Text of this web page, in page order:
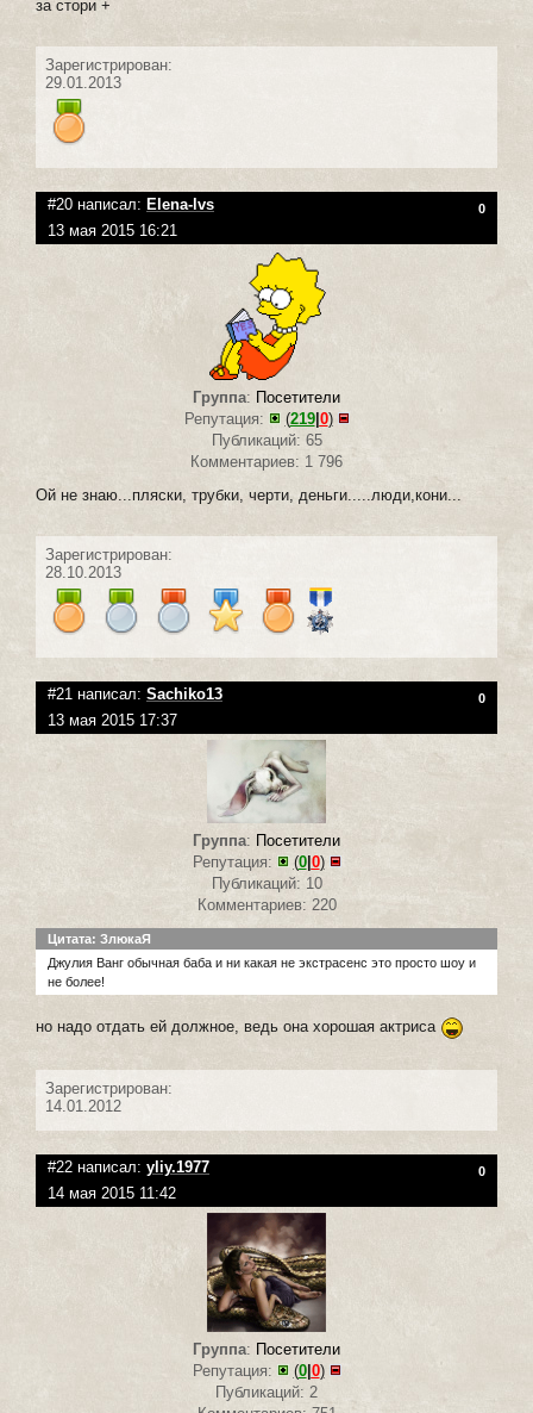
за стори +
Зарегистрирован:
29.01.2013
#20 написал: Elena-lvs 0
13 мая 2015 16:21
Группа: Посетители
Репутация:
(219| 0)
Публикаций: 65
Комментариев: 1 796
Ой не знаю...пляски, трубки, черти, деньги.....люди,кони...
Зарегистрирован:
28.10.2013
#21 написал: Sachiko13 0
13 мая 2015 17:37
Группа: Посетители
Репутация:
(0| 0)
Публикаций: 10
Комментариев: 220
Цитата: ЗлюкаЯ
Джулия Ванг обычная баба и ни какая не экстрасенс это просто шоу и
не более!
но надо отдать ей должное, ведь она хорошая актриса
Зарегистрирован:
14.01.2012
#22 написал: yliy.1977 0
14 мая 2015 11:42
Группа: Посетители
Репутация:
(0| 0)
Публикаций: 2